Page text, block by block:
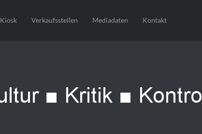
Kiosk Verkaufsstellen Mediadaten Kontakt